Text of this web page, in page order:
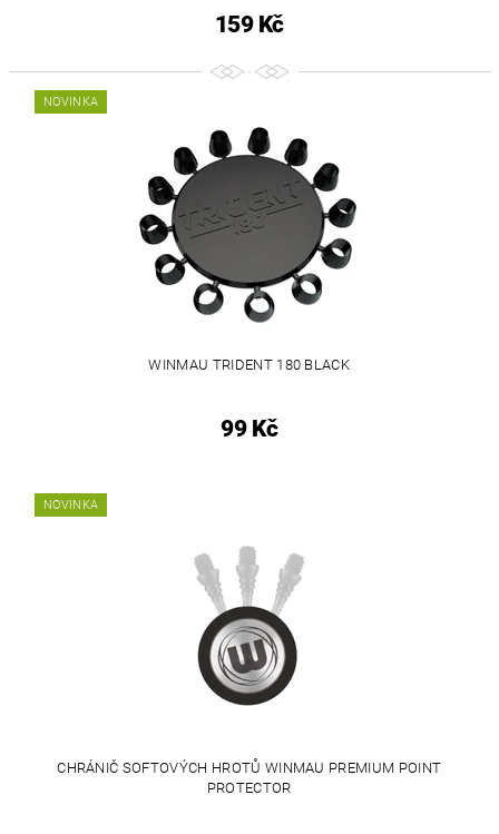
159 Kč
NOVINKA
WINMAU TRIDENT 180 BLACK
99 Kč
NOVINKA
CHRÁNIČ SOFTOVÝCH HROTŮ WINMAU PREMIUM POINT
PROTECTOR